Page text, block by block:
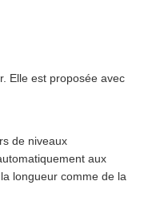
Elle est proposée avec
de niveaux
aux
longueur comme de la